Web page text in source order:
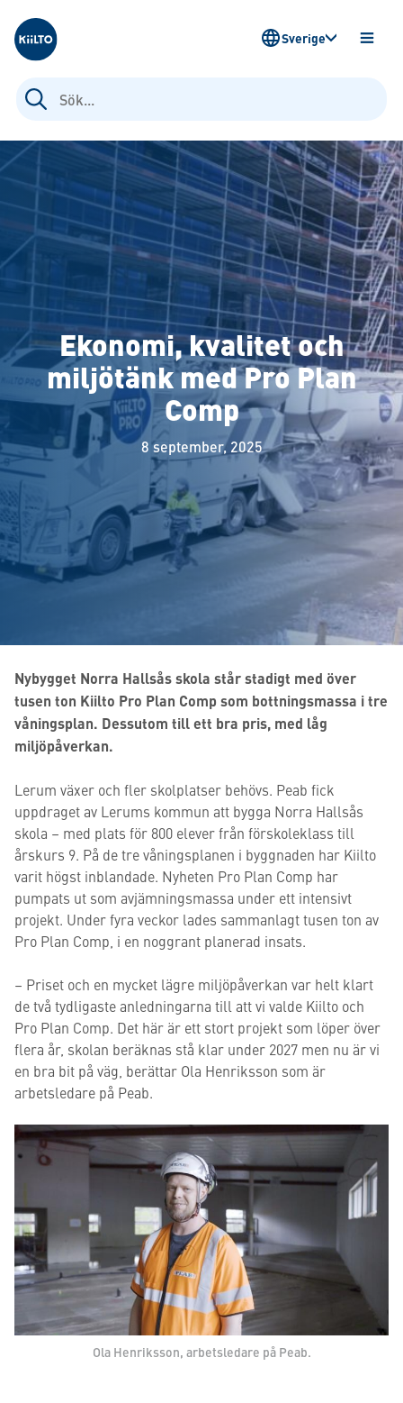
Kiilto Sweden
Sök
efter:
Sverige
Ekonomi, kvalitet och
miljötänk med Pro Plan
Comp
8 september, 2025
Nybygget Norra Hallsås skola står stadigt med över
tusen ton Kiilto Pro Plan Comp som bottningsmassa i tre
våningsplan. Dessutom till ett bra pris, med låg
miljöpåverkan.
Lerum växer och fler skolplatser behövs. Peab fick
uppdraget av Lerums kommun att bygga Norra Hallsås
skola – med plats för 800 elever från förskoleklass till
årskurs 9. På de tre våningsplanen i byggnaden har Kiilto
varit högst inblandade. Nyheten Pro Plan Comp har
pumpats ut som avjämningsmassa under ett intensivt
projekt. Under fyra veckor lades sammanlagt tusen ton av
Pro Plan Comp, i en noggrant planerad insats.
– Priset och en mycket lägre miljöpåverkan var helt klart
de två tydligaste anledningarna till att vi valde Kiilto och
Pro Plan Comp. Det här är ett stort projekt som löper över
flera år, skolan beräknas stå klar under 2027 men nu är vi
en bra bit på väg, berättar Ola Henriksson som är
arbetsledare på Peab.
Ola Henriksson, arbetsledare på Peab.